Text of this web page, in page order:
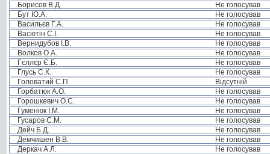
Борисов В.Д.
Не голосував
Бут Ю.А.
Не голосував
Васильєв Г.А.
Не голосував
Васютін С.І.
Не голосував
Вернидубов І.В.
Не голосував
Волков О.А.
Не голосував
Гєллєр Є.Б.
Не голосував
Глусь С.К.
Не голосував
Головатий С.П.
Відсутній
Горбатюк А.О.
Не голосував
Горошкевич О.С.
Не голосував
Гуменюк І.М.
Не голосував
Гусаров С.М.
Не голосував
Дейч Б.Д.
Не голосував
Демчишен В.В.
Не голосував
Деркач А.Л.
Не голосував